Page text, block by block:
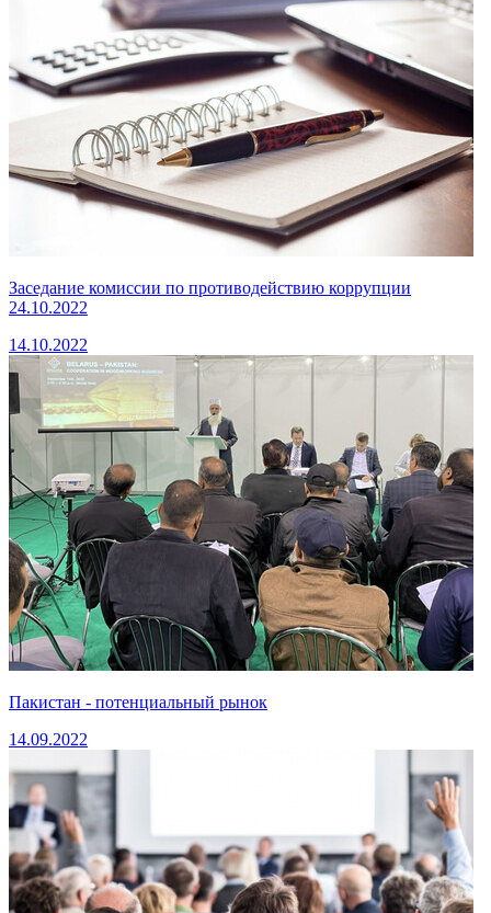
Заседание комиссии по противодействию коррупции
24.10.2022
14.10.2022
Пакистан - потенциальный рынок
14.09.2022